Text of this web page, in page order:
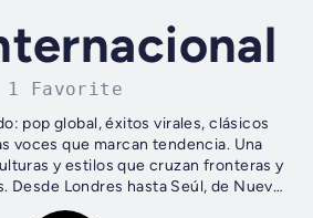
1 Favorite
pop global, éxitos virales, clásicos
voces que marcan tendencia. Una
y estilos que cruzan fronteras y
Desde Londres hasta Seúl, de Nueva
a París, la música que...